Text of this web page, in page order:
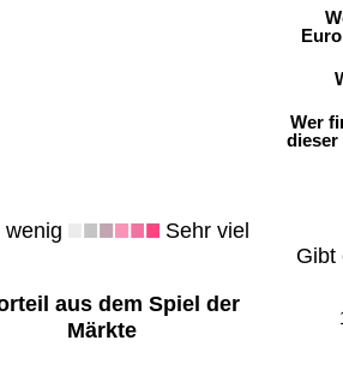
wenig Sehr viel
aus dem Spiel der
Märkte
Wer
dieser
Gibt